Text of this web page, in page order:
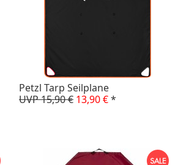
Petzl Tarp Seilplane
UVP 15,90 € 13,90 €*